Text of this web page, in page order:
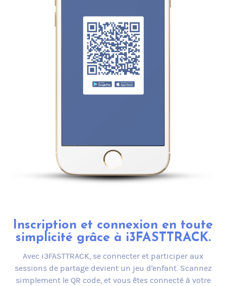
Inscription et connexion en toute
simplicité grâce à i3FASTTRACK.
Avec i3FASTTRACK, se connecter et participer aux
sessions de partage devient un jeu d'enfant. Scannez
simplement le QR code, et vous êtes connecté à votre